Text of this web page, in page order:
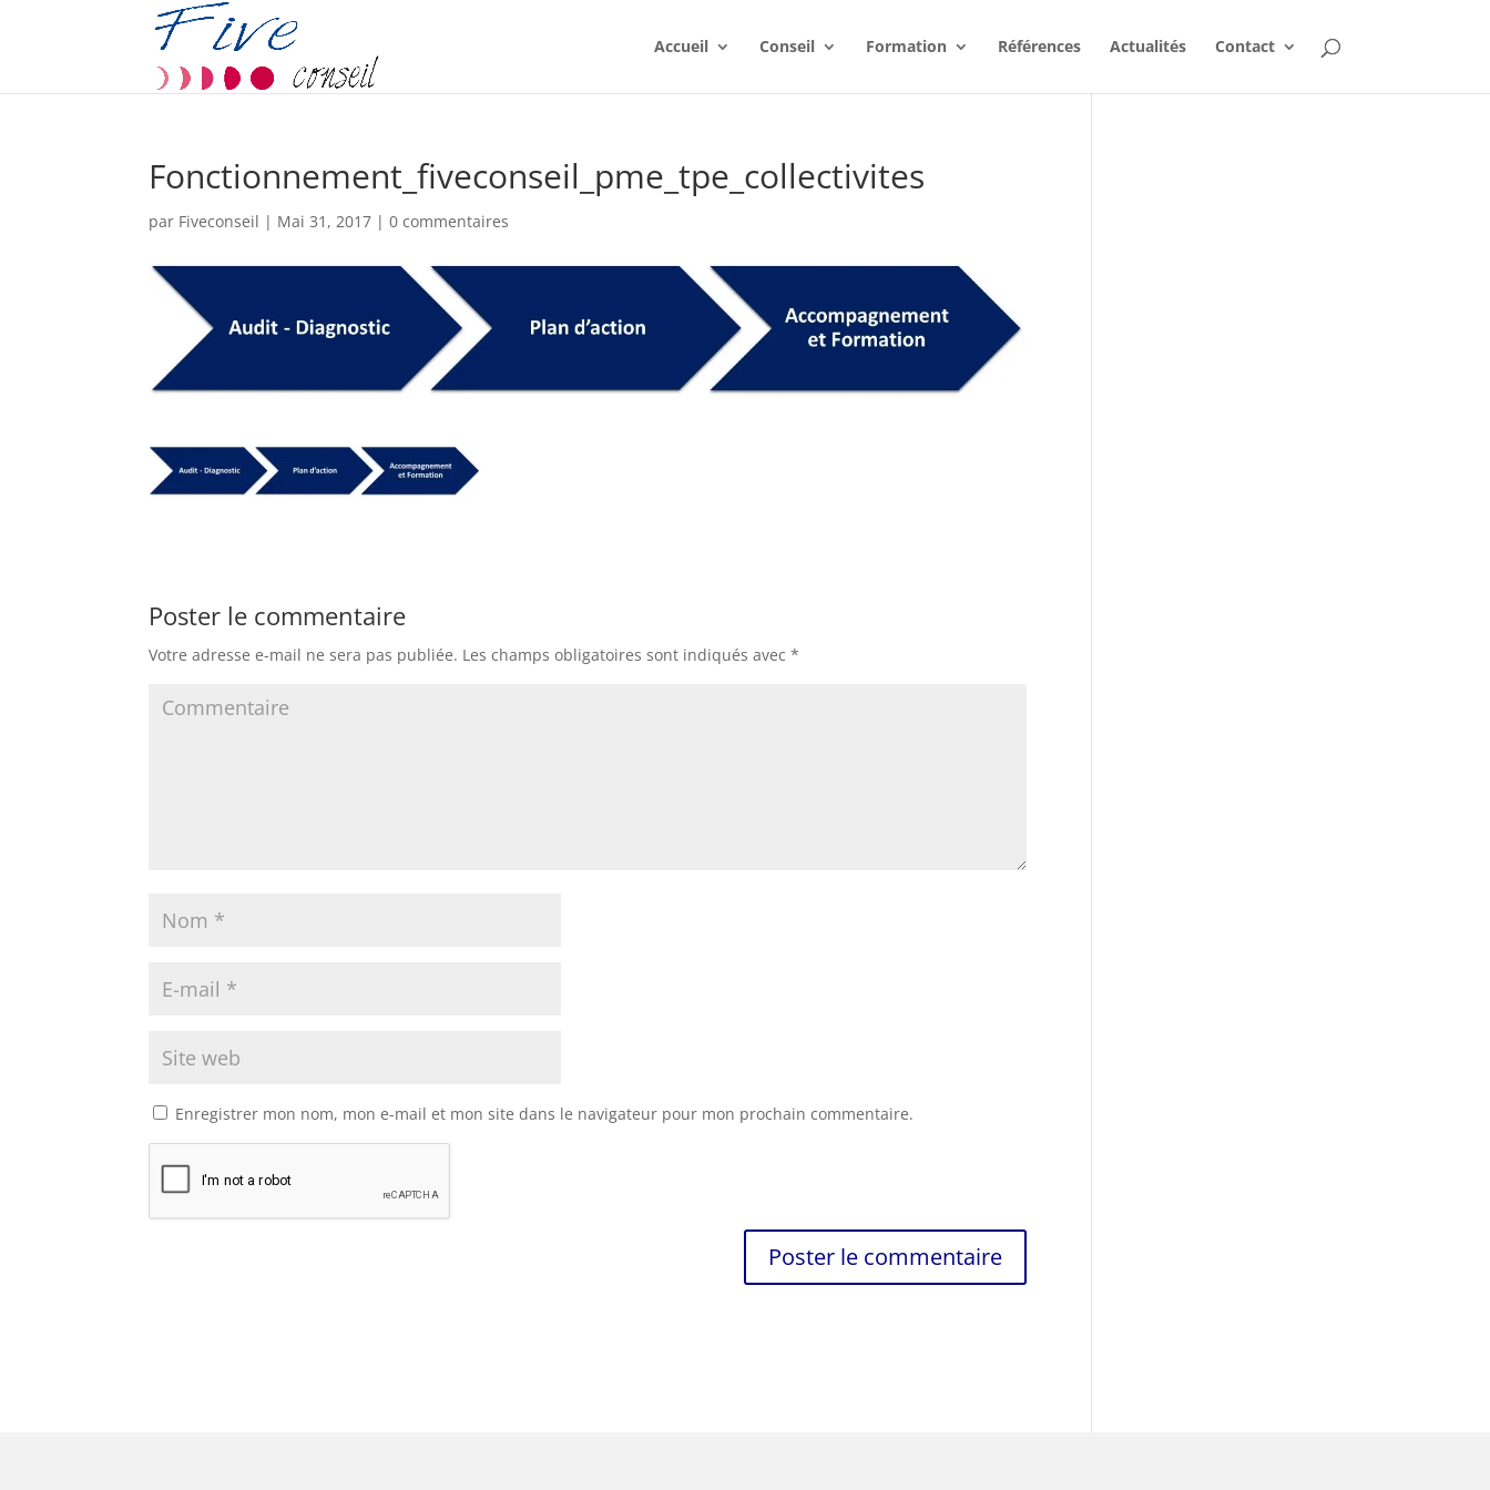
Accueil Conseil Formation Références Actualités Contact
Fonctionnement_fiveconseil_pme_tpe_collectivites
par Fiveconseil | Mai 31, 2017 |0 commentaires
Poster le commentaire
Votre adresse e-mail ne sera pas publiée. Les champs obligatoires sont indiqués avec*
Enregistrer mon nom, mon e-mail et mon site dans le navigateur pour mon prochain commentaire.